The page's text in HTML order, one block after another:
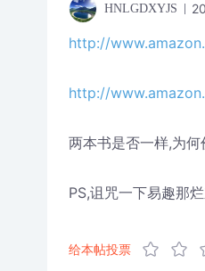
HNLGDXYJS
http://
http://
两本书是否一样,为
PS,诅咒一下易趣那
给本帖投票